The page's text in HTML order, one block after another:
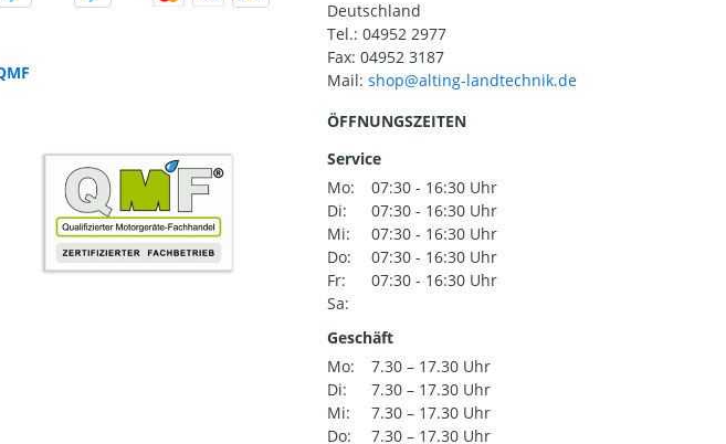
Deutschland
Tel.: 04952 2977
Fax: 04952 3187
Mail:
ÖFFNUNGSZEITEN
Service
Mo:
07:30 - 16:30 Uhr
Di:
07:30 - 16:30 Uhr
Mi:
07:30 - 16:30 Uhr
Do:
07:30 - 16:30 Uhr
Fr:
07:30 - 16:30 Uhr
Sa:
Geschäft
Mo:
7.30 – 17.30 Uhr
Di:
7.30 – 17.30 Uhr
Mi:
7.30 – 17.30 Uhr
Do:
7.30 – 17.30 Uhr